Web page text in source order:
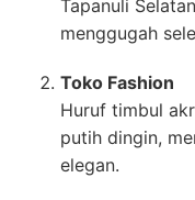
Tapanuli
menggugah
Toko Fashion
Huruf timbul
putih dingin,
elegan.